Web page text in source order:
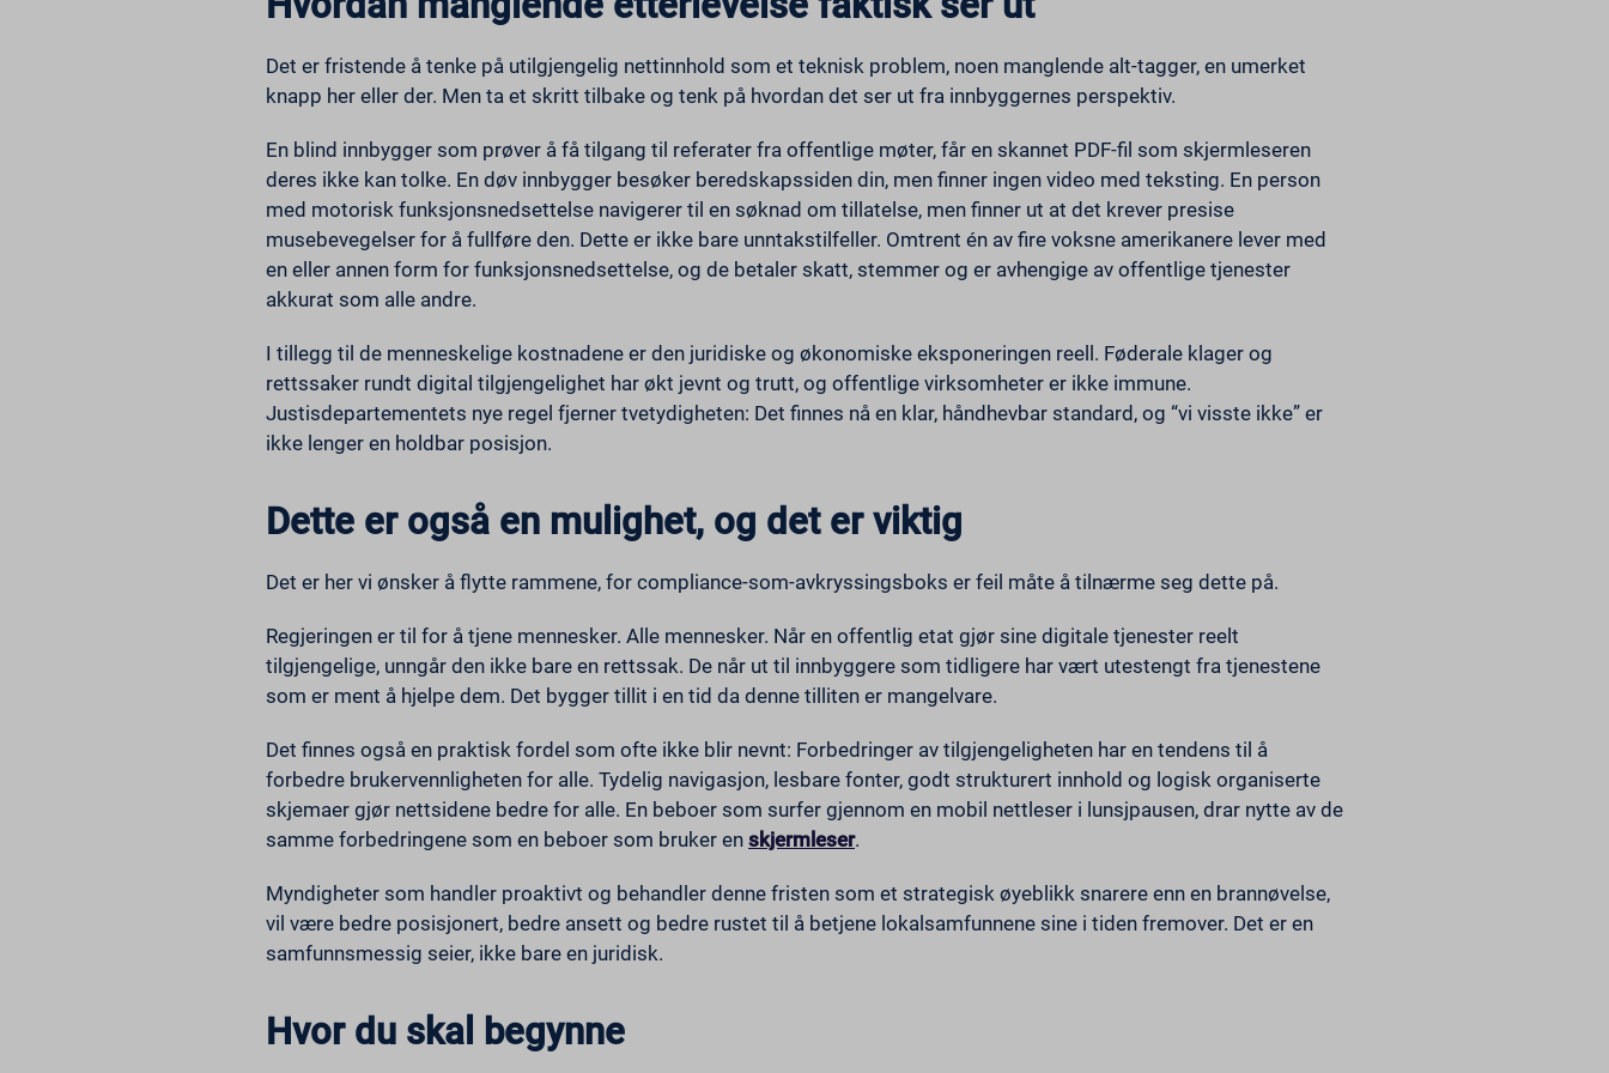
Det er fristende å tenke på utilgjengelig nettinnhold som et teknisk problem, noen manglende alt-tagger, en umerket
knapp her eller der. Men ta et skritt tilbake og tenk på hvordan det ser ut fra innbyggernes perspektiv.
En blind innbygger som prøver å få tilgang til referater fra offentlige møter, får en skannet PDF-fil som skjermleseren
deres ikke kan tolke. En døv innbygger besøker beredskapssiden din, men finner ingen video med teksting. En person
med motorisk funksjonsnedsettelse navigerer til en søknad om tillatelse, men finner ut at det krever presise
musebevegelser for å fullføre den. Dette er ikke bare unntakstilfeller. Omtrent én av fire voksne amerikanere lever med
en eller annen form for funksjonsnedsettelse, og de betaler skatt, stemmer og er avhengige av offentlige tjenester
akkurat som alle andre.
I tillegg til de menneskelige kostnadene er den juridiske og økonomiske eksponeringen reell. Føderale klager og
rettssaker rundt digital tilgjengelighet har økt jevnt og trutt, og offentlige virksomheter er ikke immune.
Justisdepartementets nye regel fjerner tvetydigheten: Det finnes nå en klar, håndhevbar standard, og “vi visste ikke” er
ikke lenger en holdbar posisjon.
Dette er også en mulighet, og det er viktig
Det er her vi ønsker å flytte rammene, for compliance-som-avkryssingsboks er feil måte å tilnærme seg dette på.
Regjeringen er til for å tjene mennesker. Alle mennesker. Når en offentlig etat gjør sine digitale tjenester reelt
tilgjengelige, unngår den ikke bare en rettssak. De når ut til innbyggere som tidligere har vært utestengt fra tjenestene
som er ment å hjelpe dem. Det bygger tillit i en tid da denne tilliten er mangelvare.
Det finnes også en praktisk fordel som ofte ikke blir nevnt: Forbedringer av tilgjengeligheten har en tendens til å
forbedre brukervennligheten for alle. Tydelig navigasjon, lesbare fonter, godt strukturert innhold og logisk organiserte
skjemaer gjør nettsidene bedre for alle. En beboer som surfer gjennom en mobil nettleser i lunsjpausen, drar nytte av de
samme forbedringene som en beboer som bruker en skjermleser.
Myndigheter som handler proaktivt og behandler denne fristen som et strategisk øyeblikk snarere enn en brannøvelse,
vil være bedre posisjonert, bedre ansett og bedre rustet til å betjene lokalsamfunnene sine i tiden fremover. Det er en
samfunnsmessig seier, ikke bare en juridisk.
Hvor du skal begynne
wp-settings-time-*
wpe-auth
mhcookie
_pk_ses*
mp_*_mixpanel
scrly_log_1
Vis detaljer
_dd_s
_zitok
cbLDBex
ext_name
fs_uid
NFWSESSID
wordpresspass_16bb27147dd11b86705fc051b945e04b
ws_form_*_hash